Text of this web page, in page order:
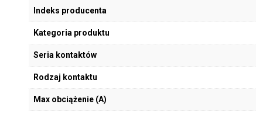
Indeks producenta
Kategoria produktu
Seria kontaktów
Rodzaj kontaktu
Max obciążenie (A)